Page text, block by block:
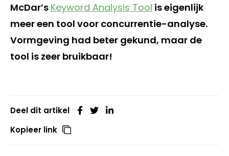
McDar’s Keyword Analysis Tool is eigenlijk
meer een tool voor concurrentie-analyse.
Vormgeving had beter gekund, maar de
tool is zeer bruikbaar!
Deel dit artikel
Kopieer link